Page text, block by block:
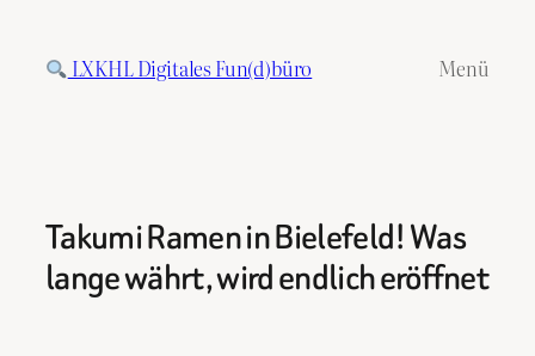
Inhalt
springen
LXKHL Digitales Fun(d)büro Menü
Takumi Ramen in Bielefeld! Was
lange währt, wird endlich eröffnet